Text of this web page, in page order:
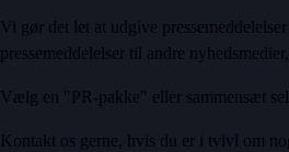
Vi gør det let at udgive
pressemeddelelser til andre
Vælg en "PR-pakke" eller sammensæt
Kontakt os gerne, hvis du er i tvivl om